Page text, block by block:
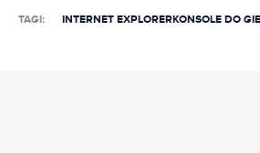
TAGI: INTERNET EXPLORERKONSOLE DO